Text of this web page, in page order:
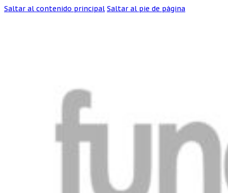
Saltar al contenido principal Saltar al pie de página